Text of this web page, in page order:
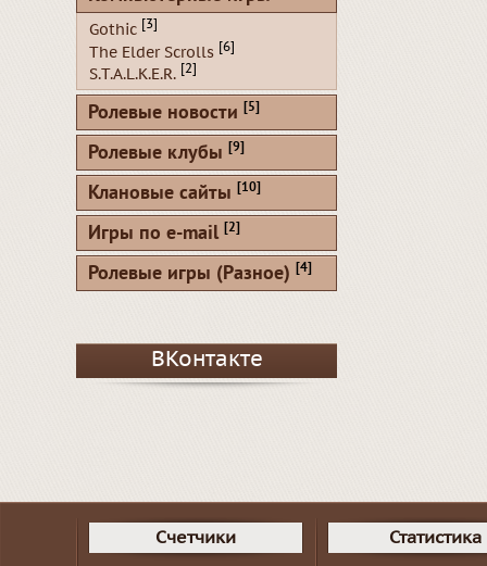
Gothic [3]
The Elder Scrolls [6]
S.T.A.L.K.E.R. [2]
Ролевые новости [5]
Ролевые клубы [9]
Клановые сайты [10]
Игры по e-mail [2]
Ролевые игры (Разное) [4]
ВКонтакте
Счетчики Статистика